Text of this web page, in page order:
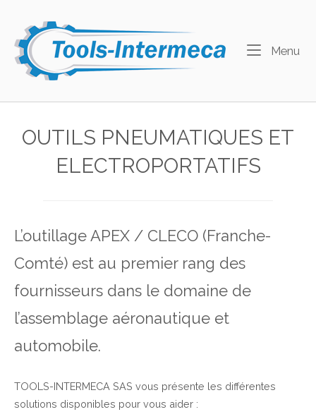
content
Home
Menu
OUTILS PNEUMATIQUES ET
ELECTROPORTATIFS
L’outillage APEX / CLECO (Franche-
Comté) est au premier rang des
fournisseurs dans le domaine de
l’assemblage aéronautique et
automobile.
TOOLS-INTERMECA SAS vous présente les différentes
solutions disponibles pour vous aider :